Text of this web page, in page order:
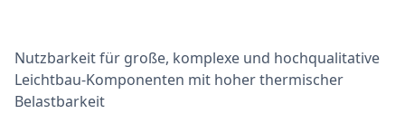
Nutzbarkeit für große, komplexe und hochqualitative
Leichtbau-Komponenten mit hoher thermischer
Belastbarkeit